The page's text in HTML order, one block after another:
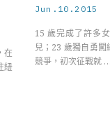
在
紐
Jun.10.2015
15 歲完成了許多
兒；23 歲獨自勇
競爭，初次征戰就